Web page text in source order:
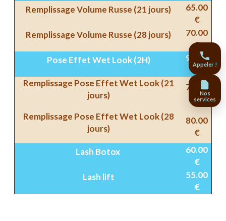
Remplissage Volume Russe (21 jours)
65.00
€
Remplissage Volume Russe (28 jours)
70.00
€
Pose Effet Wet Look (2H)
95.00
€
Remplissage Pose Effet Wet Look (21
jours)
70.00
€
Remplissage Pose Effet Wet Look (28
jours)
80.00
€
Lash Botox
60.00
€
Lash lift
55.00
€
Appeler !
Nos
services